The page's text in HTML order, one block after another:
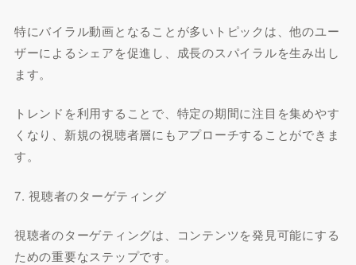
特にバイラル動画となることが多いトピックは、他のユー
ザーによるシェアを促進し、成長のスパイラルを生み出し
ます。
トレンドを利用することで、特定の期間に注目を集めやす
くなり、新規の視聴者層にもアプローチすることができま
す。
7. 視聴者のターゲティング
視聴者のターゲティングは、コンテンツを発見可能にする
ための重要なステップです。